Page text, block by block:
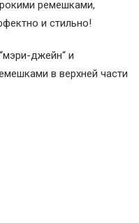
ремешками,
и стильно!
джейн“ и
в верхней части